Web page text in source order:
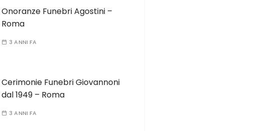
Onoranze Funebri Agostini –
Roma
3 ANNI FA
Cerimonie Funebri Giovannoni
dal 1949 – Roma
3 ANNI FA